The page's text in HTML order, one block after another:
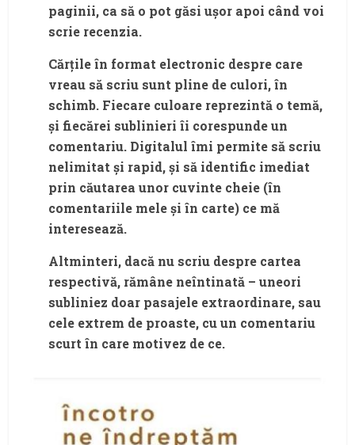
paginii, ca să o pot găsi ușor apoi când voi
scrie recenzia.
Cărțile în format electronic despre care
vreau să scriu sunt pline de culori, în
schimb. Fiecare culoare reprezintă o temă,
și fiecărei sublinieri îi corespunde un
comentariu. Digitalul îmi permite să scriu
nelimitat și rapid, și să identific imediat
prin căutarea unor cuvinte cheie (în
comentariile mele și în carte) ce mă
interesează.
Altminteri, dacă nu scriu despre cartea
respectivă, rămâne neîntinată – uneori
subliniez doar pasajele extraordinare, sau
cele extrem de proaste, cu un comentariu
scurt în care motivez de ce.